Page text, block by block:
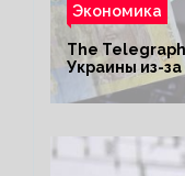
Экономика
The
Украины из-